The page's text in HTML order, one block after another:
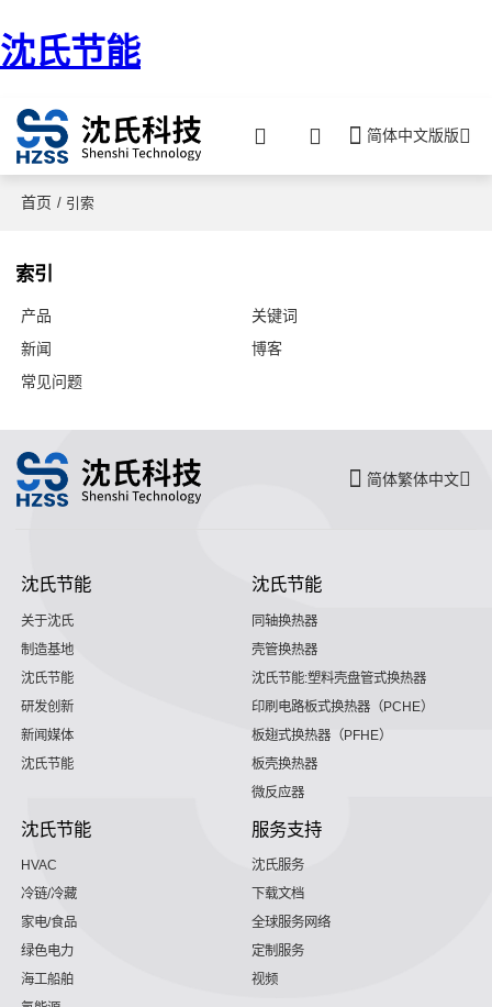
沈氏节能
简体中文版版
首页 / 引索
索引
产品
关键词
新闻
博客
常见问题
简体繁体中文
沈氏节能
关于沈氏
制造基地
沈氏节能
研发创新
新闻媒体
沈氏节能
沈氏节能
同轴换热器
壳管换热器
沈氏节能:塑料壳盘管式换热器
印刷电路板式换热器（PCHE）
板翅式换热器（PFHE）
板壳换热器
微反应器
沈氏节能
HVAC
冷链/冷藏
家电/食品
绿色电力
海工船舶
服务支持
沈氏服务
下载文档
全球服务网络
定制服务
视频